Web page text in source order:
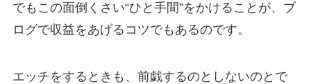
でもこの面倒くさい“ひと手間”をかけることが、ブ
ログで収益をあげるコツでもあるのです。
エッチをするときも、前戯するのとしないのとで